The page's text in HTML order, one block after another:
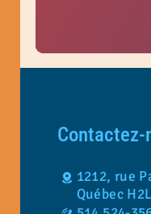
Contactez-
1212, rue
Québec